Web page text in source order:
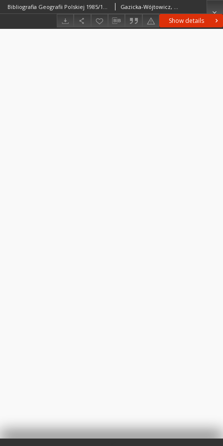
Show details
Bibliografia Geografii Polskiej 1985/1986 Gazicka-Wójtowicz, DorotaSzemiel, AnnaKostrzewa, MariaPeliwo, Jan